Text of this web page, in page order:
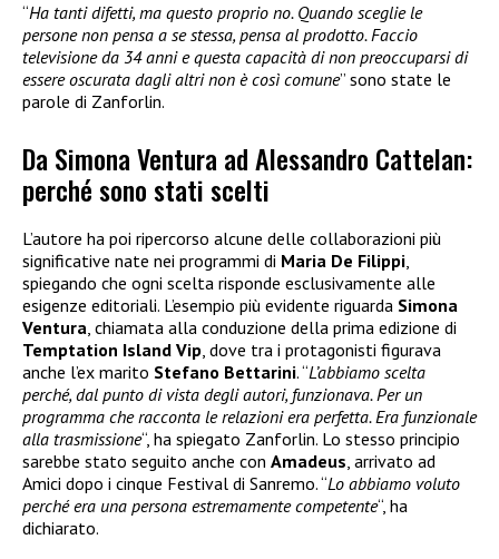
“Ha tanti difetti, ma questo proprio no. Quando sceglie le
persone non pensa a se stessa, pensa al prodotto. Faccio
televisione da 34 anni e questa capacità di non preoccuparsi di
essere oscurata dagli altri non è così comune” sono state le
parole di Zanforlin.
Da Simona Ventura ad Alessandro Cattelan:
perché sono stati scelti
L’autore ha poi ripercorso alcune delle collaborazioni più
significative nate nei programmi di Maria De Filippi
spiegando che ogni scelta risponde esclusivamente alle
esigenze editoriali. L’esempio più evidente riguarda Simona
Ventura , chiamata alla conduzione della prima edizione di
Temptation Island Vip , dove tra i protagonisti figurava
anche l’ex marito Stefano Bettarini. “L’abbiamo scelta
perché, dal punto di vista degli autori, funzionava. Per un
programma che racconta le relazioni era perfetta. Era funzionale
alla trasmissione“, ha spiegato Zanforlin. Lo stesso principio
sarebbe stato seguito anche con Amadeus , arrivato ad
Amici dopo i cinque Festival di Sanremo. “Lo abbiamo voluto
perché era una persona estremamente competente“, ha
dichiarato.